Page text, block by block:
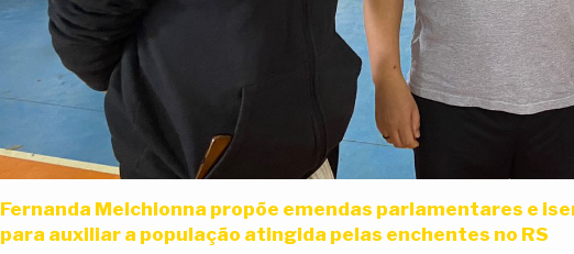
Fernanda Melchionna propõe emendas parlamentares e
para auxiliar a população atingida pelas enchentes no RS